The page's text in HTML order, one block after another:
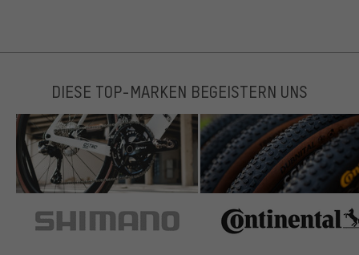
DIESE TOP-MARKEN BEGEISTERN UNS